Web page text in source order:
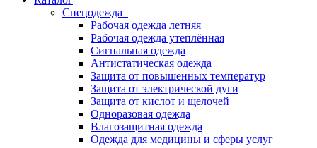
Спецодежда
Рабочая одежда летняя
Рабочая одежда утеплённая
Сигнальная одежда
Антистатическая одежда
Защита от повышенных температур
Защита от электрической дуги
Защита от кислот и щелочей
Одноразовая одежда
Влагозащитная одежда
Одежда для медицины и сферы услуг